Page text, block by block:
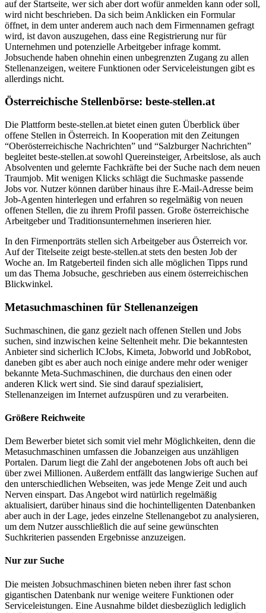
auf der Startseite, wer sich aber dort wofür anmelden kann oder soll,
wird nicht beschrieben. Da sich beim Anklicken ein Formular
öffnet, in dem unter anderem auch nach dem Firmennamen gefragt
wird, ist davon auszugehen, dass eine Registrierung nur für
Unternehmen und potenzielle Arbeitgeber infrage kommt.
Jobsuchende haben ohnehin einen unbegrenzten Zugang zu allen
Stellenanzeigen, weitere Funktionen oder Serviceleistungen gibt es
allerdings nicht.
Österreichische Stellenbörse: beste-stellen.at
Die Plattform beste-stellen.at bietet einen guten Überblick über
offene Stellen in Österreich. In Kooperation mit den Zeitungen
“Oberösterreichische Nachrichten” und “Salzburger Nachrichten”
begleitet beste-stellen.at sowohl Quereinsteiger, Arbeitslose, als auch
Absolventen und gelernte Fachkräfte bei der Suche nach dem neuen
Traumjob. Mit wenigen Klicks schlägt die Suchmaske passende
Jobs vor. Nutzer können darüber hinaus ihre E-Mail-Adresse beim
Job-Agenten hinterlegen und erfahren so regelmäßig von neuen
offenen Stellen, die zu ihrem Profil passen. Große österreichische
Arbeitgeber und Traditionsunternehmen inserieren hier.
In den Firmenporträts stellen sich Arbeitgeber aus Österreich vor.
Auf der Titelseite zeigt beste-stellen.at stets den besten Job der
Woche an. Im Ratgeberteil finden sich alle möglichen Tipps rund
um das Thema Jobsuche, geschrieben aus einem österreichischen
Blickwinkel.
Metasuchmaschinen für Stellenanzeigen
Suchmaschinen, die ganz gezielt nach offenen Stellen und Jobs
suchen, sind inzwischen keine Seltenheit mehr. Die bekanntesten
Anbieter sind sicherlich ICJobs, Kimeta, Jobworld und JobRobot,
daneben gibt es aber auch noch einige andere mehr oder weniger
bekannte Meta-Suchmaschinen, die durchaus den einen oder
anderen Klick wert sind. Sie sind darauf spezialisiert,
Stellenanzeigen im Internet aufzuspüren und zu verarbeiten.
Größere Reichweite
Dem Bewerber bietet sich somit viel mehr Möglichkeiten, denn die
Metasuchmaschinen umfassen die Jobanzeigen aus unzähligen
Portalen. Darum liegt die Zahl der angebotenen Jobs oft auch bei
über zwei Millionen. Außerdem entfällt das langwierige Suchen auf
den unterschiedlichen Webseiten, was jede Menge Zeit und auch
Nerven einspart. Das Angebot wird natürlich regelmäßig
aktualisiert, darüber hinaus sind die hochintelligenten Datenbanken
aber auch in der Lage, jedes einzelne Stellenangebot zu analysieren,
um dem Nutzer ausschließlich die auf seine gewünschten
Suchkriterien passenden Ergebnisse anzuzeigen.
Nur zur Suche
Die meisten Jobsuchmaschinen bieten neben ihrer fast schon
gigantischen Datenbank nur wenige weitere Funktionen oder
Serviceleistungen. Eine Ausnahme bildet diesbezüglich lediglich